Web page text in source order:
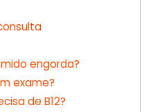
engorda?
exame?
de B12?